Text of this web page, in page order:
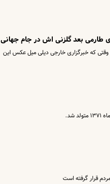
بعد گلزنی اش در جام جهانی
وقتی که خبرگزاری خارجی دیلی میل عکس این
قرار گرفته است